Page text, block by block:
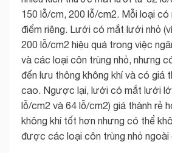
150 lỗ/cm, 200 lỗ/cm2. Mỗi loại
điểm riêng. Lưới có mắt lưới nhỏ
200 lỗ/cm2 hiệu quả trong việc
và các loại côn trùng nhỏ, nhưng
đến lưu thông không khí và có giá
cao. Ngược lại, lưới có mắt lưới
lỗ/cm2 và 64 lỗ/cm2) giá thành rẻ
không khí tốt hơn nhưng có thể
được các loại côn trùng nhỏ ngoài